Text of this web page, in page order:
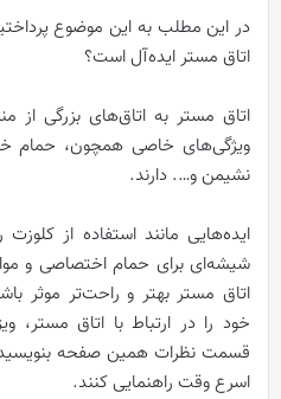
در این مطلب به این موضوع
اتاق مستر ایده‌آل است؟
اتاق مستر به اتاق‌های بزرگی از
ویژگی‌های خاصی همچون، حمام
نشیمن و…. دارند.
ایده‌هایی مانند استفاده از
شیشه‌ای برای حمام اختصاصی و
اتاق مستر بهتر و راحت‌تر موثر
خود را در ارتباط با اتاق
قسمت نظرات همین صفحه بنویسید
اسرع وقت راهنمایی کنند.